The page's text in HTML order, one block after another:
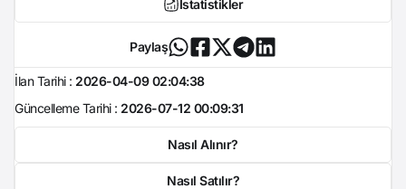
İstatistikler
Paylaş
İlan Tarihi : 2026-04-09 02:04:38
Güncelleme Tarihi : 2026-07-12 00:09:31
Nasıl Alınır?
Nasıl Satılır?